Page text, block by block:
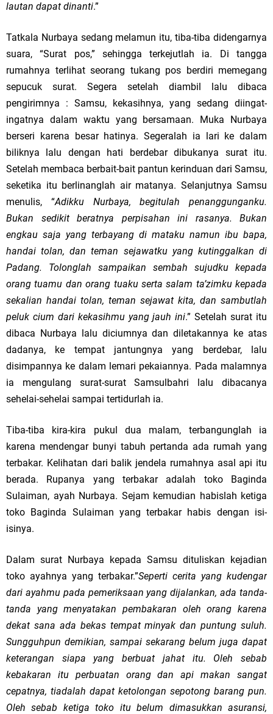
lautan dapat dinanti.”
Tatkala Nurbaya sedang melamun itu, tiba-tiba didengarnya
suara, “Surat pos,” sehingga terkejutlah ia. Di tangga
rumahnya terlihat seorang tukang pos berdiri memegang
sepucuk surat. Segera setelah diambil lalu dibaca
pengirimnya : Samsu, kekasihnya, yang sedang diingat-
ingatnya dalam waktu yang bersamaan. Muka Nurbaya
berseri karena besar hatinya. Segeralah ia lari ke dalam
biliknya lalu dengan hati berdebar dibukanya surat itu.
Setelah membaca berbait-bait pantun kerinduan dari Samsu,
seketika itu berlinanglah air matanya. Selanjutnya Samsu
menulis, “Adikku Nurbaya, begitulah penanggunganku.
Bukan sedikit beratnya perpisahan ini rasanya. Bukan
engkau saja yang terbayang di mataku namun ibu bapa,
handai tolan, dan teman sejawatku yang kutinggalkan di
Padang. Tolonglah sampaikan sembah sujudku kepada
orang tuamu dan orang tuaku serta salam ta’zimku kepada
sekalian handai tolan, teman sejawat kita, dan sambutlah
peluk cium dari kekasihmu yang jauh ini.” Setelah surat itu
dibaca Nurbaya lalu diciumnya dan diletakannya ke atas
dadanya, ke tempat jantungnya yang berdebar, lalu
disimpannya ke dalam lemari pekaiannya. Pada malamnya
ia mengulang surat-surat Samsulbahri lalu dibacanya
sehelai-sehelai sampai tertidurlah ia.
Tiba-tiba kira-kira pukul dua malam, terbangunglah ia
karena mendengar bunyi tabuh pertanda ada rumah yang
terbakar. Kelihatan dari balik jendela rumahnya asal api itu
berada. Rupanya yang terbakar adalah toko Baginda
Sulaiman, ayah Nurbaya. Sejam kemudian habislah ketiga
toko Baginda Sulaiman yang terbakar habis dengan isi-
isinya.
Dalam surat Nurbaya kepada Samsu dituliskan kejadian
toko ayahnya yang terbakar.”Seperti cerita yang kudengar
dari ayahmu pada pemeriksaan yang dijalankan, ada tanda-
tanda yang menyatakan pembakaran oleh orang karena
dekat sana ada bekas tempat minyak dan puntung suluh.
Sungguhpun demikian, sampai sekarang belum juga dapat
keterangan siapa yang berbuat jahat itu. Oleh sebab
kebakaran itu perbuatan orang dan api makan sangat
cepatnya, tiadalah dapat ketolongan sepotong barang pun.
Oleh sebab ketiga toko itu belum dimasukkan asuransi,